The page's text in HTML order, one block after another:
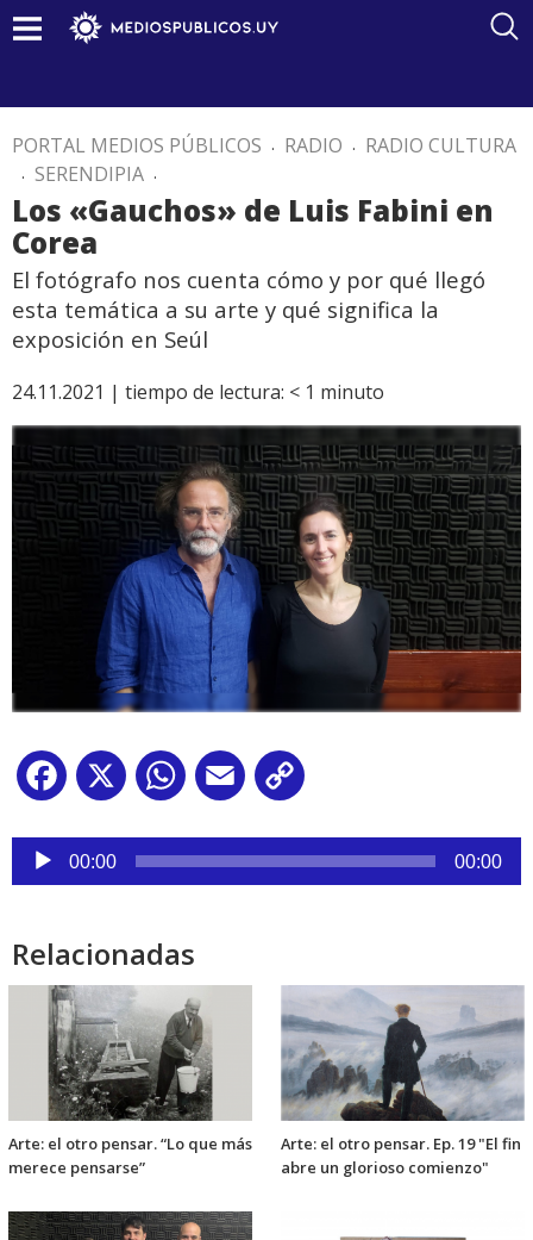
PORTAL MEDIOS PÚBLICOS . RADIO . RADIO CULTURA
. SERENDIPIA .
Los «Gauchos» de Luis Fabini en
Corea
El fotógrafo nos cuenta cómo y por qué llegó
esta temática a su arte y qué significa la
exposición en Seúl
24.11.2021 | tiempo de lectura: < 1 minuto
Facebook
X WhatsApp
Email
Reproductor
audio
00:00 00:00
Relacionadas
Arte: el otro pensar. “Lo que más
merece pensarse”
Arte: el otro pensar. Ep. 19 "El fin
abre un glorioso comienzo"